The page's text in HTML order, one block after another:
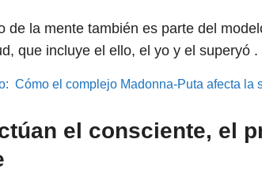
de la mente también es parte del
que incluye el ello, el yo y el superyó .
Cómo el complejo Madonna-Puta afecta la
el consciente, el